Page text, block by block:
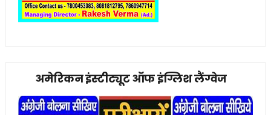
अमेरिकन इंस्टीट्यूट ऑफ इंग्लिश लैंग्वेज